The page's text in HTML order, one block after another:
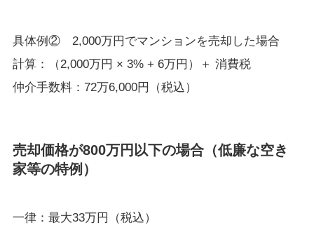
具体例② 2,000万円でマンションを売却した場合
計算：（2,000万円 × 3% + 6万円）＋ 消費税
仲介手数料：72万6,000円（税込）
売却価格が800万円以下の場合（低廉な空き
家等の特例）
一律：最大33万円（税込）